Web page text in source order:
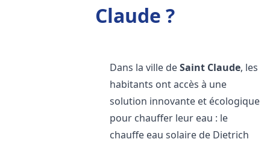
Claude ?
Dans la ville deSaint Claude, les
habitants ont accès à une
solution innovante et écologique
pour chauffer leur eau : le
chauffe eau solaire de Dietrich